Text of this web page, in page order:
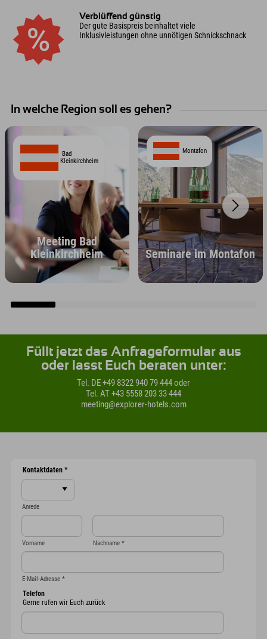
Verblüffend günstig
Der gute Basispreis beinhaltet viele
Inklusivleistungen ohne unnötigen Schnickschnack
In welche Region soll es gehen?
Bad
Kleinkirchheim
Meeting Bad
Kleinkirchheim
Montafon
Seminare im Montafon
Füllt jetzt das Anfrageformular aus
oder lasst Euch beraten unter:
Tel. DE +49 8322 940 79 444 oder
Tel. AT +43 5558 203 33 444
meeting@explorer-hotels.com
Kontaktdaten *
Anrede
Vorname Nachname *
E-Mail-Adresse *
Telefon
Gerne rufen wir Euch zurück